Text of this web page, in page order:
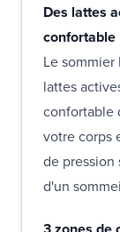
Des lattes
confortable
Le
lattes
confortable
votre corps
de pression
d'un